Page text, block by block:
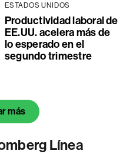
ESTADOS UNIDOS
Productividad laboral de
EE.UU. acelera más de
lo esperado en el
segundo trimestre
más
Línea